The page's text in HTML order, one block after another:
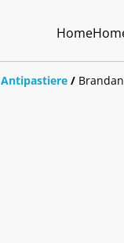
Home
Antipastiere /